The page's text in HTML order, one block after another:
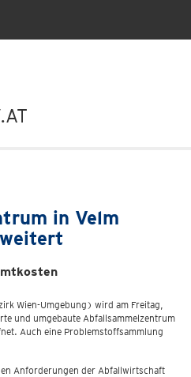
in Velm
Wien-Umgebung) wird am Freitag,
und umgebaute Abfallsammelzentrum
Auch eine Problemstoffsammlung
Anforderungen der Abfallwirtschaft